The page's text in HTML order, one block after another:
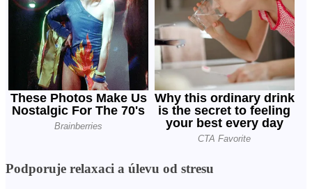
Podporuje relaxaci a úlevu od stresu